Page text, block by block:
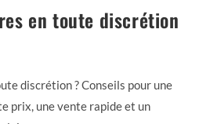
en toute discrétion
discrétion ? Conseils pour une
prix, une vente rapide et un